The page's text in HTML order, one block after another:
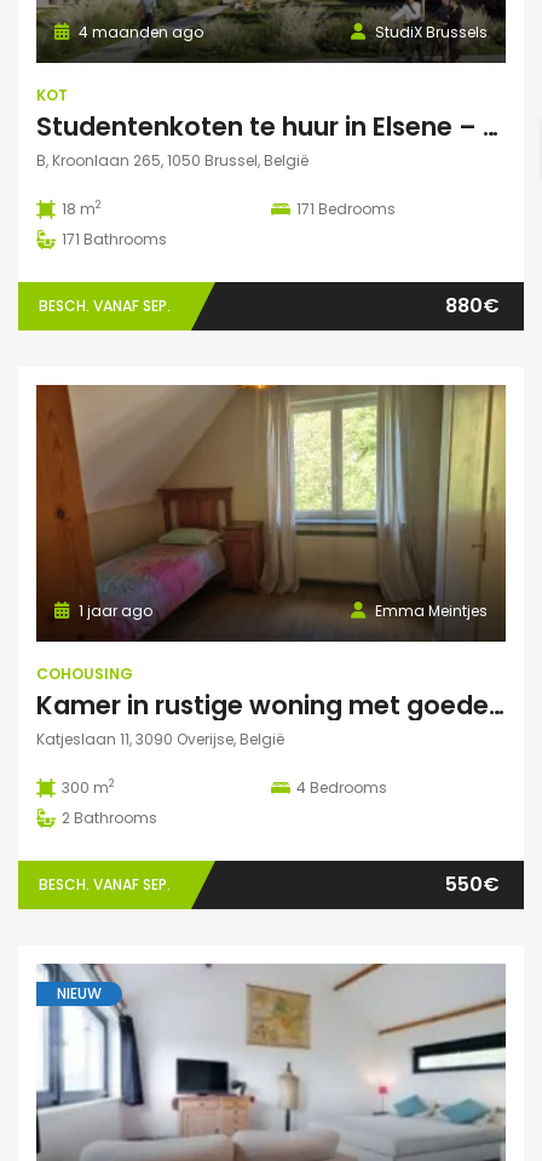
StudiX Brussels
4 maanden ago
KOT
Studentenkoten te huur in Elsene – Residentie StudiX
B, Kroonlaan 265, 1050 Brussel, België
18 m2 171 Bedrooms
171 Bathrooms
BESCH. VANAF SEP. 880€
Emma Meintjes
1 jaar ago
COHOUSING
Kamer in rustige woning met goede verbinding
Katjeslaan 11, 3090 Overijse, België
300 m2 4 Bedrooms
2 Bathrooms
BESCH. VANAF SEP. 550€
NIEUW